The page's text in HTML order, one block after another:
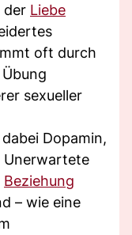
der Liebe
oft durch
sexueller
Dopamin,
Unerwartete
Beziehung
– wie eine